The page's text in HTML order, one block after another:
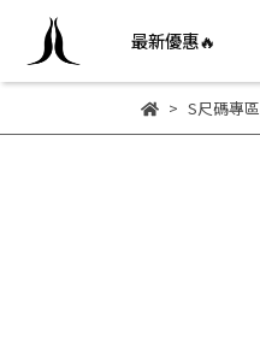
最新優惠🔥
S尺碼專區